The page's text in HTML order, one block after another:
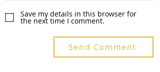
Save my details in this browser for
the next time I comment.
Send Comment